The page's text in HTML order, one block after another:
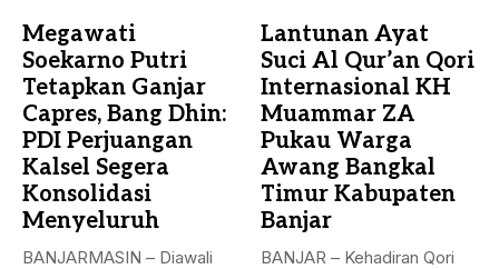
Megawati
Soekarno Putri
Tetapkan Ganjar
Capres, Bang Dhin:
PDI Perjuangan
Kalsel Segera
Konsolidasi
Menyeluruh
BANJARMASIN – Diawali
Lantunan Ayat
Suci Al Qur’an Qori
Internasional KH
Muammar ZA
Pukau Warga
Awang Bangkal
Timur Kabupaten
Banjar
BANJAR – Kehadiran Qori